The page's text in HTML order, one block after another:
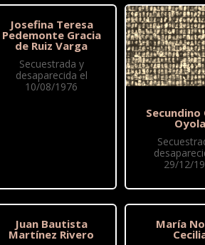
Josefina Teresa
Pedemonte Gracia
de Ruiz Varga
Secuestrada y
desaparecida el
10/08/1976
Juan Bautista
Martínez Rivero
Secundino
Oyola
29/12/
María